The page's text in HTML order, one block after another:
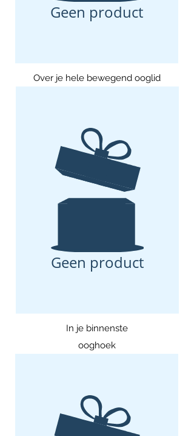
Geen product
Over je hele bewegend ooglid
Geen product
In je binnenste
ooghoek